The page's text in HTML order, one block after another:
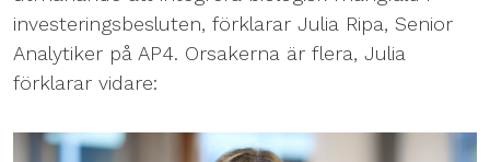
investeringsbesluten, förklarar Julia Ripa, Senior
Analytiker på AP4. Orsakerna är flera, Julia
förklarar vidare: